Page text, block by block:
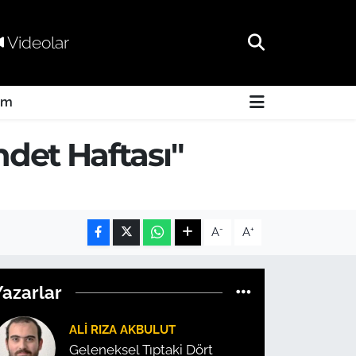
Videolar
Haftası"
A- A+
ALI RIZA AKBULUT
Geleneksel Tıptaki Dört